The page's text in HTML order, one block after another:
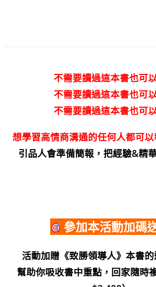
不需要讀過這本書也可
不需要讀過這本書也可
不需要讀過這本書也可
想學習高情商溝通的任何人都可以
引品人會準備簡報，把經驗&精
參加本活動加碼
活動加贈 《致勝領導人》 本書
幫助你吸收書中重點，回家隨時